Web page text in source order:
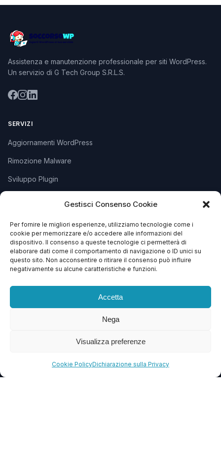
Gestisci Consenso Cookie
Per fornire le migliori esperienze, utilizziamo tecnologie come i
cookie per memorizzare e/o accedere alle informazioni del
dispositivo. Il consenso a queste tecnologie ci permetterà di
elaborare dati come il comportamento di navigazione o ID unici su
questo sito. Non acconsentire o ritirare il consenso può influire
negativamente su alcune caratteristiche e funzioni.
Accetta
Nega
Visualizza preferenze
Cookie PolicyDichiarazione sulla Privacy
Assistenza e manutenzione professionale per siti WordPress.
Un servizio di G Tech Group S.R.L.S.
SERVIZI
Aggiornamenti WordPress
Rimozione Malware
Sviluppo Plugin
SUPPORTO
Apri Ticket
Contattaci
Blog